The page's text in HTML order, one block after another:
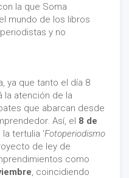
la que Soma
mundo de los libros
y no
ya que tanto el día 8
la atención de la
que abarcan desde
Así, el 8 de
tertulia ‘Fotoperiodismo
de ley de
como
, coincidiendo